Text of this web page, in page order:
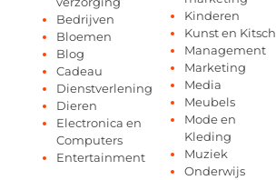
Bedrijven
Bloemen
Blog
Cadeau
Dienstverlening
Dieren
Electronica en
Computers
Entertainment
Kinderen
Kunst en Kitsch
Management
Marketing
Media
Meubels
Mode en
Kleding
Muziek
Onderwijs